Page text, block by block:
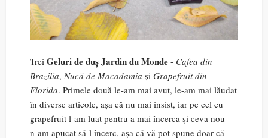
Trei Geluri de duș Jardin du Monde - Cafea din
Brazilia, Nucă de Macadamia și Grapefruit din
Florida. Primele două le-am mai avut, le-am mai lăudat
în diverse articole, așa că nu mai insist, iar pe cel cu
grapefruit l-am luat pentru a mai încerca și ceva nou -
n-am apucat să-l încerc, așa că vă pot spune doar că